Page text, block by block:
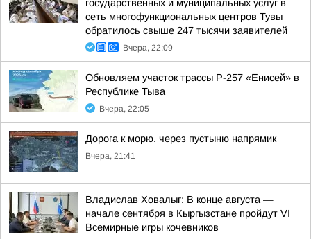
государственных и муниципальных услуг в
сеть многофункциональных центров Тувы
обратилось свыше 247 тысячи заявителей
Вчера, 22:09
Обновляем участок трассы Р-257 «Енисей» в
Республике Тыва
Вчера, 22:05
Дорога к морю. через пустыню напрямик
Вчера, 21:41
Владислав Ховалыг: В конце августа —
начале сентября в Кыргызстане пройдут VI
Всемирные игры кочевников